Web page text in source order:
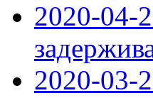
2020-04-
2020-03-